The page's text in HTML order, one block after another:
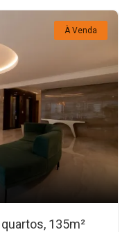
À Venda
135m²